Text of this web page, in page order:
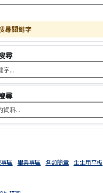
尋關鍵字
尋
文元國小全球資訊網關鍵字
尋
文元國小舊校網關鍵字
區 畢業專區 各類簡章 生生用平板